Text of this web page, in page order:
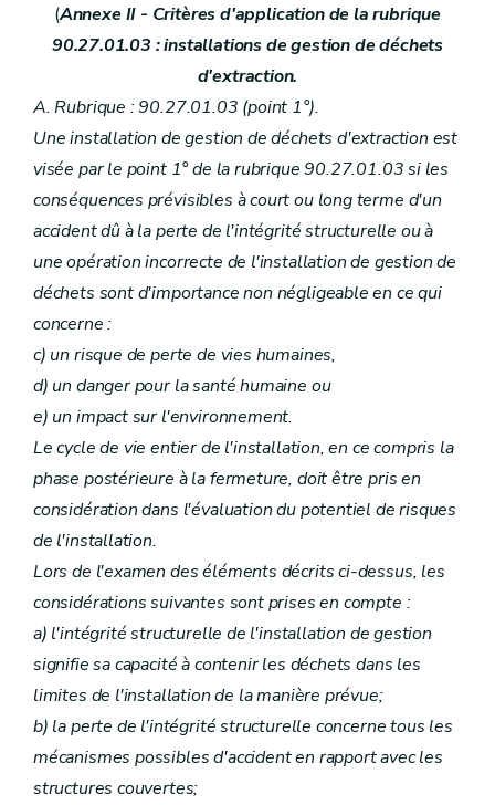
(Annexe II - Critères d'application de la rubrique
90.27.01.03 : installations de gestion de déchets
d'extraction.
A. Rubrique : 90.27.01.03 (point 1°).
Une installation de gestion de déchets d'extraction est
visée par le point 1° de la rubrique 90.27.01.03 si les
conséquences prévisibles à court ou long terme d'un
accident dû à la perte de l'intégrité structurelle ou à
une opération incorrecte de l'installation de gestion de
déchets sont d'importance non négligeable en ce qui
concerne :
c) un risque de perte de vies humaines,
d) un danger pour la santé humaine ou
e) un impact sur l'environnement.
Le cycle de vie entier de l'installation, en ce compris la
phase postérieure à la fermeture, doit être pris en
considération dans l'évaluation du potentiel de risques
de l'installation.
Lors de l'examen des éléments décrits ci-dessus, les
considérations suivantes sont prises en compte :
a) l'intégrité structurelle de l'installation de gestion
signifie sa capacité à contenir les déchets dans les
limites de l'installation de la manière prévue;
b) la perte de l'intégrité structurelle concerne tous les
mécanismes possibles d'accident en rapport avec les
structures couvertes;